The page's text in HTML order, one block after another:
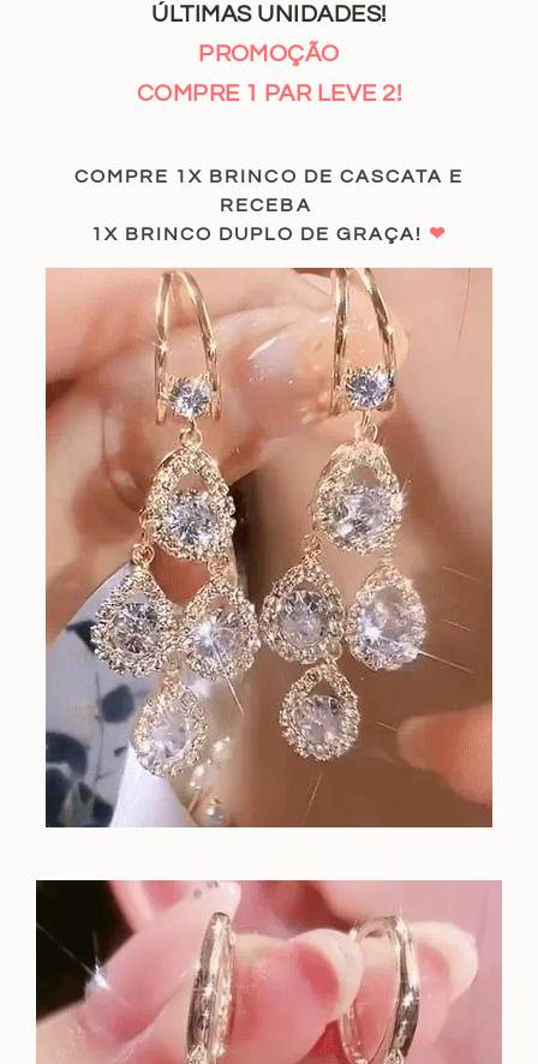
ÚLTIMAS UNIDADES!
PROMOÇÃO
COMPRE 1 PAR LEVE 2!
COMPRE 1X BRINCO DE CASCATA E
RECEBA
1X BRINCO DUPLO DE GRAÇA! ❤